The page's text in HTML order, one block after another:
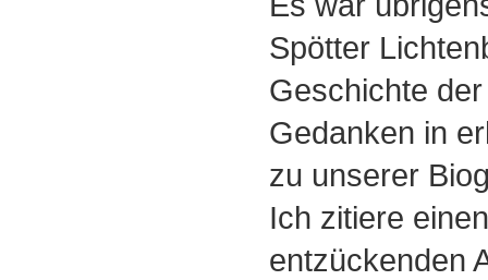
Spötter
Geschichte
Gedanken in
zu unserer
Ich zitiere
entzückenden